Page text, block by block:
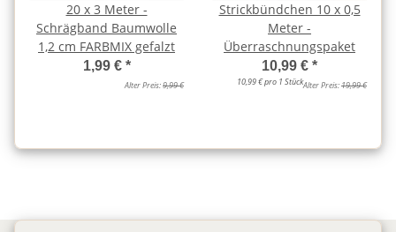
20 x 3 Meter -
Schrägband Baumwolle
1,2 cm FARBMIX gefalzt
1,99 € *
Alter Preis:9,99 €
Strickbündchen 10 x 0,5
Meter -
Überraschnungspaket
10,99 € *
10,99 € pro 1 StückAlter Preis:19,99 €